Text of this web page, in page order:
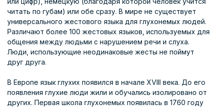
читать по губам) или обе сразу. В мире не существует
универсального жестового языка для глухонемых людей.
Различают более 100 жестовых языков, используемых для
общения между людьми с нарушением речи и слуха.
Люди, использующие неодинаковые жесты не поймут
друг друга.
В Европе язык глухих появился в начале XVIII века. До его
появления глухие люди жили и обучались изолировано от
других. Первая школа глухонемых появилась в 1760 году